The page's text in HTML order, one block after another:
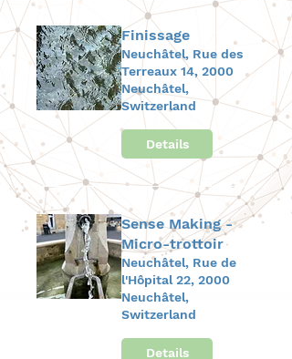
Finissage
Neuchâtel, Rue des
Terreaux 14, 2000
Neuchâtel,
Switzerland
Details
Sense Making -
Micro-trottoir
Neuchâtel, Rue de
l'Hôpital 22, 2000
Neuchâtel,
Switzerland
Details